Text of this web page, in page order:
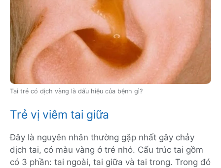
Tai trẻ có dịch vàng là dấu hiệu của bệnh gì?
Trẻ vị viêm tai giữa
Đây là nguyên nhân thường gặp nhất gây chảy
dịch tai, có màu vàng ở trẻ nhỏ. Cấu trúc tai gồm
có 3 phần: tai ngoài, tai giữa và tai trong. Trong đó